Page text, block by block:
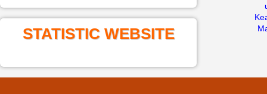
STATISTIC WEBSITE